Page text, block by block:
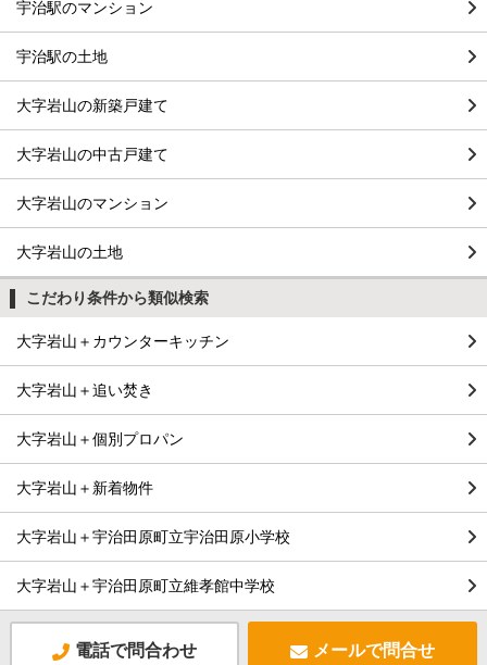
宇治駅のマンション
宇治駅の土地
大字岩山の新築戸建て
大字岩山の中古戸建て
大字岩山のマンション
大字岩山の土地
こだわり条件から類似検索
大字岩山＋カウンターキッチン
大字岩山＋追い焚き
大字岩山＋個別プロパン
大字岩山＋新着物件
大字岩山＋宇治田原町立宇治田原小学校
大字岩山＋宇治田原町立維孝館中学校
電話で問合わせ メールで問合せ